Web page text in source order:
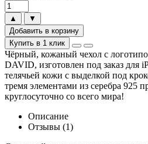
▲
▼
Добавить в корзину
Купить в 1 клик
Чёрный, кожаный чехол с
DAVID, изготовлен под заказ для
телячьей кожи с выделкой под
тремя элементами из серебра 925
круглосуточно со всего мира!
Описание
Отзывы (1)